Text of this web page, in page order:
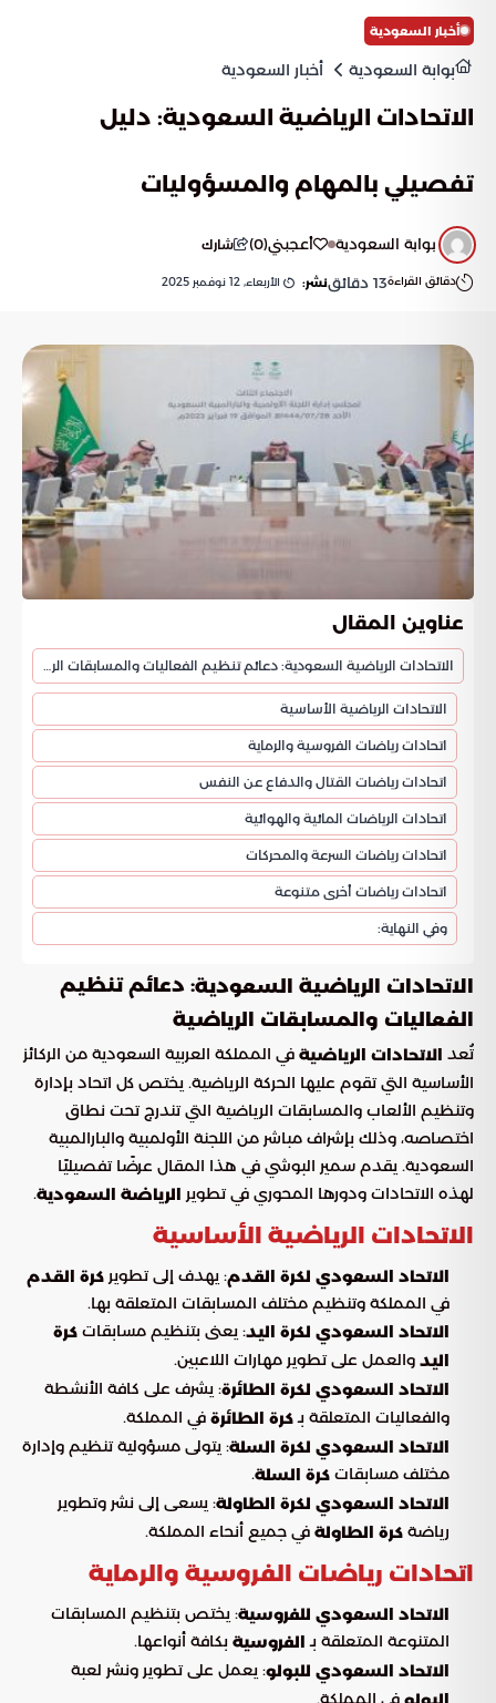
أخبار السعودية
بوابة السعودية أخبار السعودية
الاتحادات الرياضية السعودية: دليل
تفصيلي بالمهام والمسؤوليات
بوابة السعودية أعجبني(
0
) شارك
دقائق القراءة13 دقائقنشر: الأربعاء, 12 نوفمبر 2025
عناوين المقال
الاتحادات الرياضية الأساسية
اتحادات رياضات الفروسية والرماية
اتحادات رياضات القتال والدفاع عن النفس
اتحادات الرياضات المائية والهوائية
اتحادات رياضات السرعة والمحركات
اتحادات رياضات أخرى متنوعة
وفي النهاية:
الاتحادات الرياضية السعودية: دعائم تنظيم
الفعاليات والمسابقات الرياضية
تُعد الاتحادات الرياضية في المملكة العربية السعودية من الركائز
الأساسية التي تقوم عليها الحركة الرياضية. يختص كل اتحاد بإدارة
وتنظيم الألعاب والمسابقات الرياضية التي تندرج تحت نطاق
اختصاصه، وذلك بإشراف مباشر من اللجنة الأولمبية والبارالمبية
السعودية. يقدم سمير البوشي في هذا المقال عرضًا تفصيليًا
لهذه الاتحادات ودورها المحوري في تطوير الرياضة السعودية.
الاتحادات الرياضية الأساسية
الاتحاد السعودي لكرة القدم: يهدف إلى تطوير كرة القدم
في المملكة وتنظيم مختلف المسابقات المتعلقة بها.
الاتحاد السعودي لكرة اليد: يعنى بتنظيم مسابقات كرة
اليد والعمل على تطوير مهارات اللاعبين.
الاتحاد السعودي لكرة الطائرة: يشرف على كافة الأنشطة
والفعاليات المتعلقة بـكرة الطائرة في المملكة.
الاتحاد السعودي لكرة السلة: يتولى مسؤولية تنظيم وإدارة
مختلف مسابقات كرة السلة.
الاتحاد السعودي لكرة الطاولة: يسعى إلى نشر وتطوير
رياضة كرة الطاولة في جميع أنحاء المملكة.
اتحادات رياضات الفروسية والرماية
الاتحاد السعودي للفروسية: يختص بتنظيم المسابقات
المتنوعة المتعلقة بـ الفروسية بكافة أنواعها.
الاتحاد السعودي للبولو: يعمل على تطوير ونشر لعبة
في المملكة.